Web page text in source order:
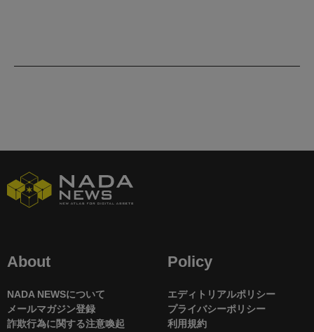
About
NADA NEWSについて
メールマガジン登録
詐欺行為に関する注意喚起
Policy
エディトリアルポリシー
プライバシーポリシー
利用規約